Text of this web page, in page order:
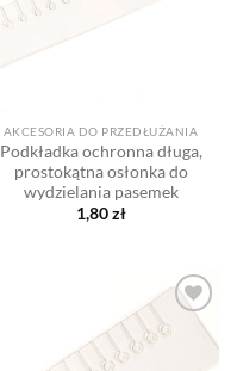
AKCESORIA DO PRZEDŁUŻANIA
Podkładka ochronna długa,
prostokątna osłonka do
wydzielania pasemek
1,80zł
Dodaj